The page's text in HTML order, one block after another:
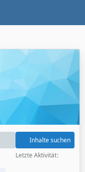
Inhalte suchen
Letzte Aktivität